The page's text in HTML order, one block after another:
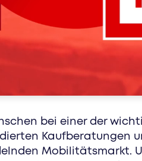
ist macht, nutze die
zielgruppe ansprechen
sport.
bei einer der
Kaufberatungen
Mobilitätsmarkt.